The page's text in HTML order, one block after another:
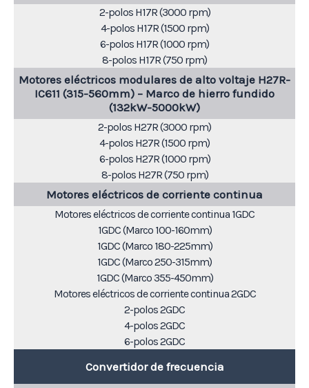
2-polos H17R (3000 rpm)
4-polos H17R (1500 rpm)
6-polos H17R (1000 rpm)
8-polos H17R (750 rpm)
Motores eléctricos modulares de alto voltaje H27R-
IC611 (315-560mm) – Marco de hierro fundido
(132kW-5000kW)
2-polos H27R (3000 rpm)
4-polos H27R (1500 rpm)
6-polos H27R (1000 rpm)
8-polos H27R (750 rpm)
Motores eléctricos de corriente continua
Motores eléctricos de corriente continua 1GDC
1GDC (Marco 100-160mm)
1GDC (Marco 180-225mm)
1GDC (Marco 250-315mm)
1GDC (Marco 355-450mm)
Motores eléctricos de corriente continua 2GDC
2-polos 2GDC
4-polos 2GDC
6-polos 2GDC
Convertidor de frecuencia